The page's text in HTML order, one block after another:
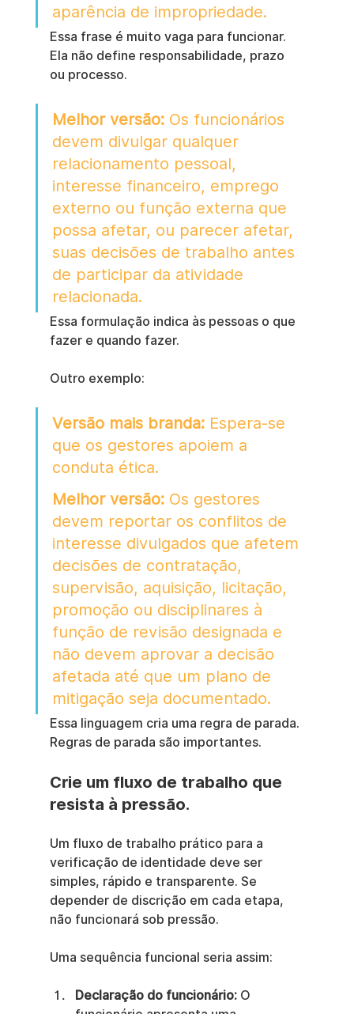
aparência de impropriedade.
Essa frase é muito vaga para funcionar.
Ela não define responsabilidade, prazo
ou processo.
Melhor versão: Os funcionários
devem divulgar qualquer
relacionamento pessoal,
interesse financeiro, emprego
externo ou função externa que
possa afetar, ou parecer afetar,
suas decisões de trabalho antes
de participar da atividade
relacionada.
Essa formulação indica às pessoas o que
fazer e quando fazer.
Outro exemplo:
Versão mais branda: Espera-se
que os gestores apoiem a
conduta ética.
Melhor versão: Os gestores
devem reportar os conflitos de
interesse divulgados que afetem
decisões de contratação,
supervisão, aquisição, licitação,
promoção ou disciplinares à
função de revisão designada e
não devem aprovar a decisão
afetada até que um plano de
mitigação seja documentado.
Essa linguagem cria uma regra de parada.
Regras de parada são importantes.
Crie um fluxo de trabalho que
resista à pressão.
Um fluxo de trabalho prático para a
verificação de identidade deve ser
simples, rápido e transparente. Se
depender de discrição em cada etapa,
não funcionará sob pressão.
Uma sequência funcional seria assim:
Declaração do funcionário: O